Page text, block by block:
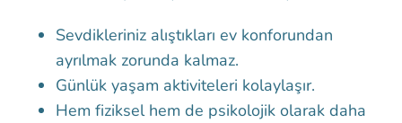
Sevdikleriniz alıştıkları ev konforundan
ayrılmak zorunda kalmaz.
Günlük yaşam aktiviteleri kolaylaşır.
Hem fiziksel hem de psikolojik olarak daha